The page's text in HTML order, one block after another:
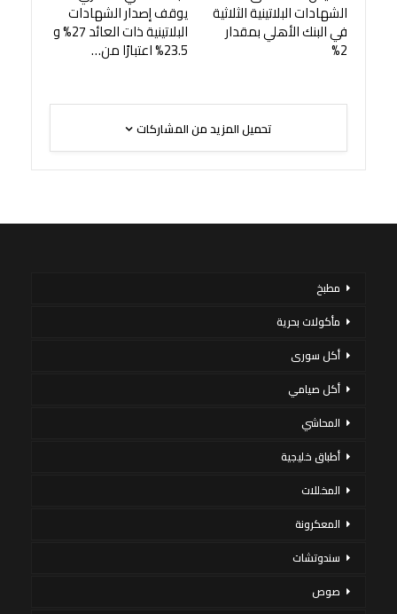
الشهادات البلاتينية الثلاثية
في البنك الأهلي بمقدار
2%
يوقف إصدار الشهادات
البلاتينية ذات العائد 27% و
23.5% اعتبارًا من…
تحميل المزيد من المشاركات
مطبخ
مأكولات بحرية
أكل سورى
أكل صيامي
المحاشي
أطباق خليجية
المخللات
المعكرونة
سندوتشات
صوص